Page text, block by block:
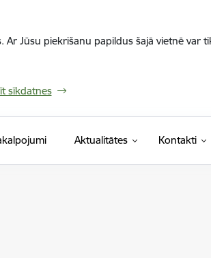
Jūsu piekrišanu papildus šajā vietnē var
sīkdatnes
Aktualitātes Kontakti